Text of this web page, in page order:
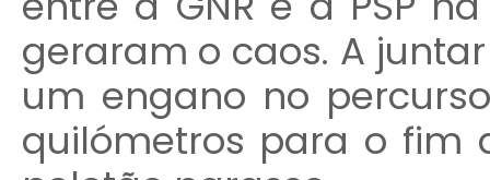
geraram o caos. A
um engano no
quilómetros para o fim